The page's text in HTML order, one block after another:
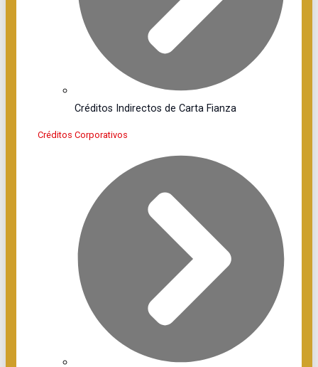
Créditos Indirectos de Carta Fianza
Créditos Corporativos